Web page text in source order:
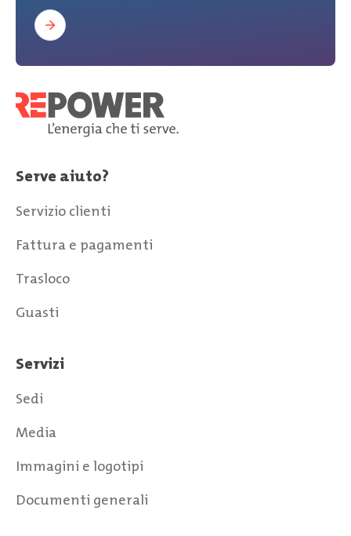
Serve aiuto?
Servizio clienti
Fattura e pagamenti
Trasloco
Guasti
Servizi
Sedi
Media
Immagini e logotipi
Documenti generali